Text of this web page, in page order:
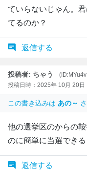
ていらないじゃん。
てるのか？
返信する
投稿者: ちゃう
投稿日時：2025年 10月 20日
この書き込みは あの～
他の選挙区のからの
のに簡単に当選でき
返信する